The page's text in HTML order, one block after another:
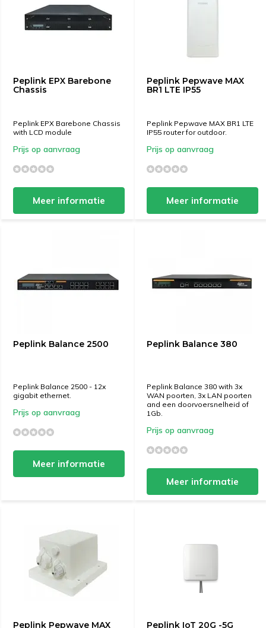
Peplink EPX Barebone
Chassis
Peplink EPX Barebone Chassis
with LCD module
Prijs op aanvraag
Meer informatie
Peplink Pepwave MAX
BR1 LTE IP55
Peplink Pepwave MAX BR1 LTE
IP55 router for outdoor.
Prijs op aanvraag
Meer informatie
Peplink Balance 2500
Peplink Balance 2500 - 12x
gigabit ethernet.
Prijs op aanvraag
Meer informatie
Peplink Balance 380
Peplink Balance 380 with 3x
WAN poorten, 3x LAN poorten
and een doorvoersnelheid of
1Gb.
Prijs op aanvraag
Meer informatie
Peplink Pepwave MAX
Peplink IoT 20G -5G